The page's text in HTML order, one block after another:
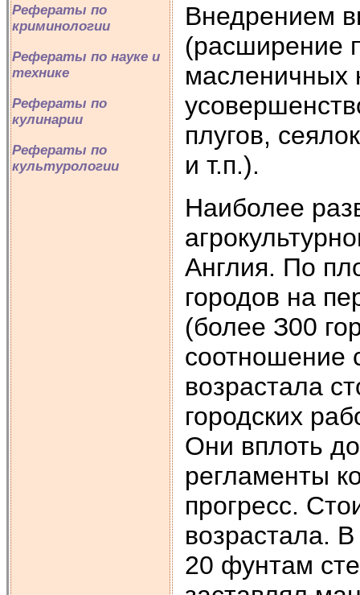
Рефераты по
криминологии
Рефераты по науке и
технике
Рефераты по
кулинарии
Рефераты по
культурологии
Внедрением
(расширение
масленичных
плугов,
и т.п.).
Наиболее
Англия. По
городов на
(более З00
соотношение
возрастала
городских
Они вплоть
регламенты
прогресс.
возрастала.
20 фунтам